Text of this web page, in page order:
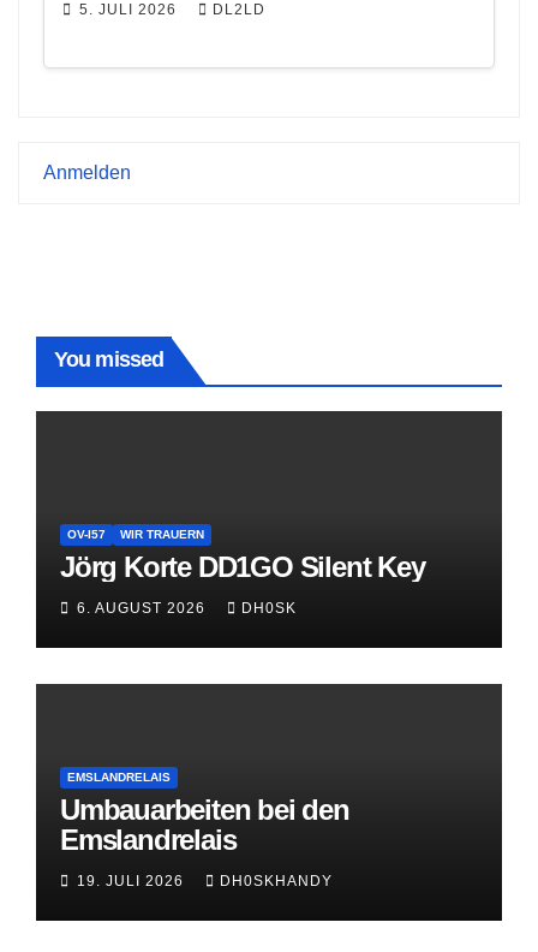
5. JULI 2026 DL2LD
Anmelden
You missed
OV-I57 WIR TRAUERN
Jörg Korte DD1GO Silent Key
6. AUGUST 2026 DH0SK
EMSLANDRELAIS
Umbauarbeiten bei den
Emslandrelais
19. JULI 2026 DH0SKHANDY